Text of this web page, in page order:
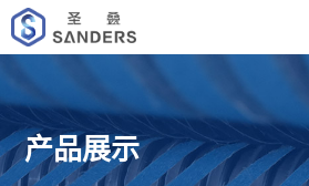
产品展示